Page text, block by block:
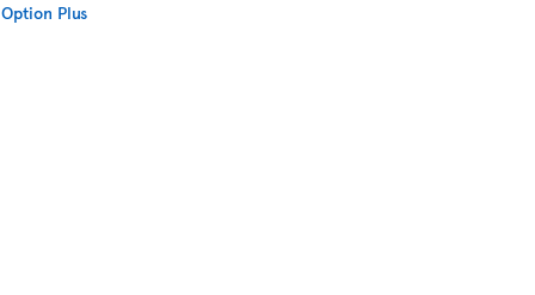
Option Plus